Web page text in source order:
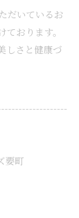
だいているお
おります。
しさと健康づ
要町